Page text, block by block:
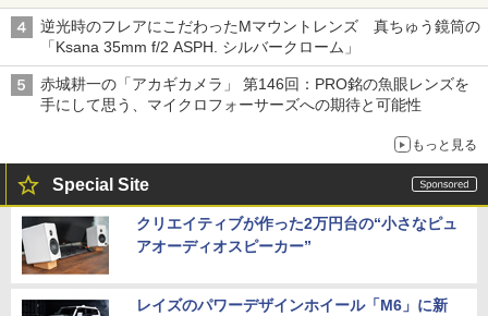
逆光時のフレアにこだわったMマウントレンズ 真ちゅう鏡筒の
「Ksana 35mm f/2 ASPH. シルバークローム」
赤城耕一の「アカギカメラ」 第146回：PRO銘の魚眼レンズを
手にして思う、マイクロフォーサーズへの期待と可能性
もっと見る
Special Site
クリエイティブが作った2万円台の“小さなピュ
アオーディオスピーカー”
レイズのパワーデザインホイール「M6」に新